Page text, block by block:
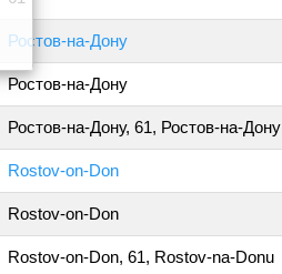
Ростов-на-Дону
Ростов-на-Дону
Ростов-на-Дону, 61, Ростов-на-Дону
Rostov-on-Don
Rostov-on-Don
Rostov-on-Don, 61, Rostov-na-Donu